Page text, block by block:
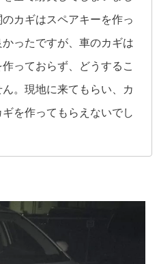
カギはスペアキーを作っ
ったですが、車のカギは
っておらず、どうするこ
。現地に来てもらい、カ
を作ってもらえないでし